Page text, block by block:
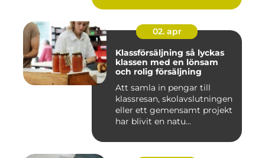
02. apr
Klassförsäljning så lyckas
klassen med en lönsam
och rolig försäljning
Att samla in pengar till
klassresan, skolavslutningen
eller ett gemensamt projekt
har blivit en natu...